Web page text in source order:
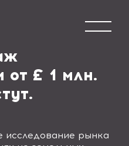
от £ 1 млн.
рынка